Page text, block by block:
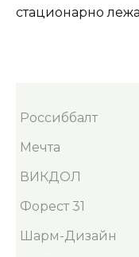
стационарно
Россиббалт
Мечта
ВИКДОЛ
Форест 31
Шарм-Дизайн